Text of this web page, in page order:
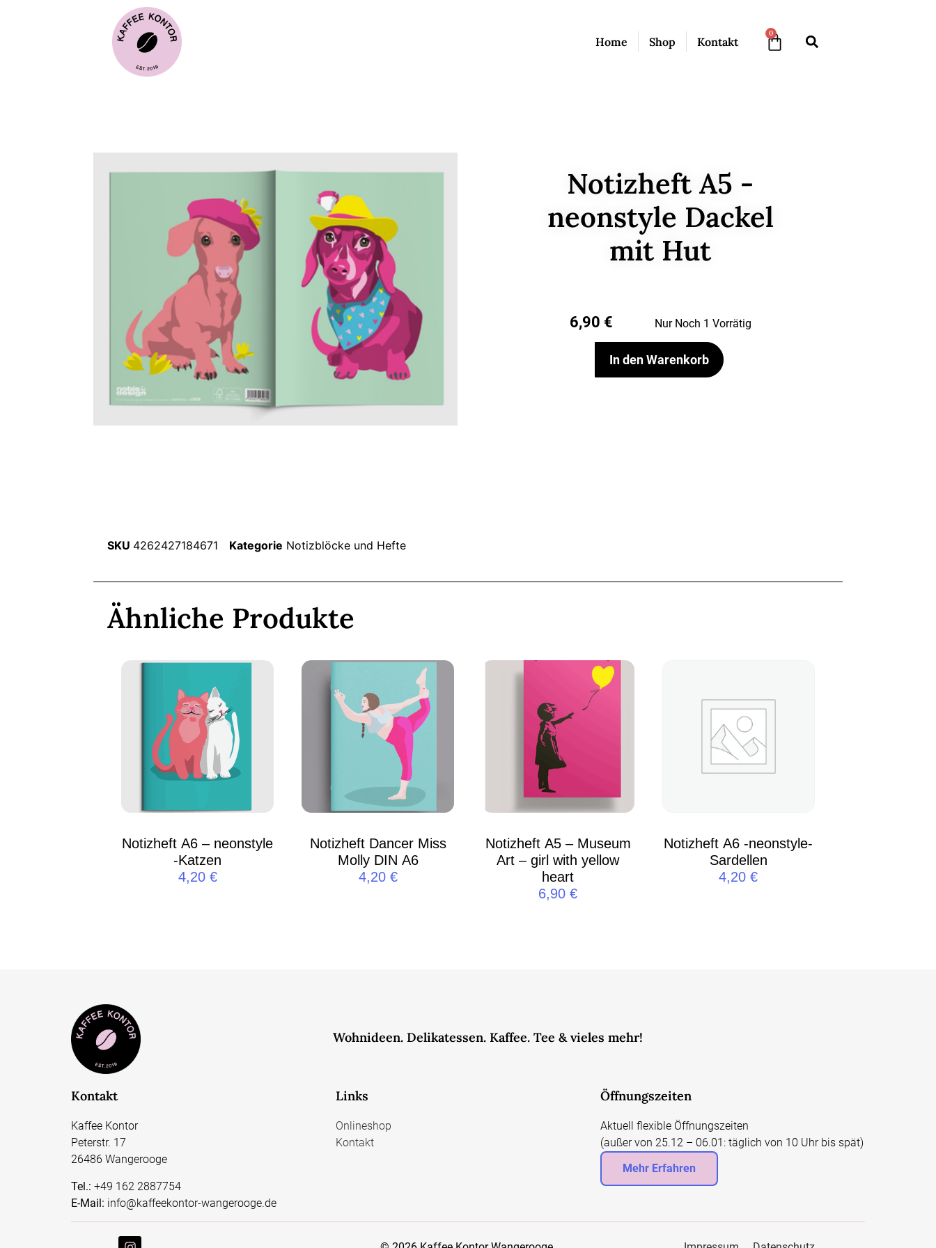
Home Shop Kontakt
0
Notizheft A5 -
neonstyle Dackel
mit Hut
6,90 € Nur Noch 1 Vorrätig
In den Warenkorb
SKU 4262427184671 Kategorie Notizblöcke und Hefte
Ähnliche Produkte
Notizheft A6 – neonstyle
-Katzen
4,20 €
Notizheft Dancer Miss
Molly DIN A6
4,20 €
Notizheft A5 – Museum
Art – girl with yellow
heart
6,90€
Notizheft A6 -neonstyle-
Sardellen
4,20€
Wohnideen. Delikatessen. Kaffee. Tee & vieles mehr!
Kontakt
Kaffee Kontor
Peterstr. 17
26486 Wangerooge
Tel.: +49 162 2887754
E-Mail: info@kaffeekontor-wangerooge.de
Links
Onlineshop
Kontakt
Öffnungszeiten
Aktuell flexible Öffnungszeiten
(außer von 25.12 – 06.01: täglich von 10 Uhr bis spät)
Mehr Erfahren